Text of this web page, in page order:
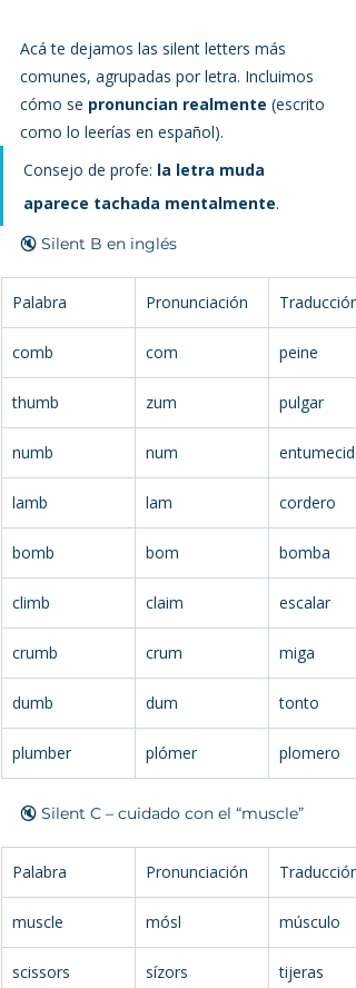
Acá te dejamos las silent letters más
comunes, agrupadas por letra. Incluimos
cómo se pronuncian realmente (escrito
como lo leerías en español).
Consejo de profe: la letra muda
aparece tachada mentalmente.
🔇 Silent B en inglés
Palabra Pronunciación Traducción
comb com peine
thumb zum pulgar
numb num entumecido
lamb lam cordero
bomb bom bomba
climb claim escalar
crumb crum miga
dumb dum tonto
plumber plómer plomero
🔇 Silent C – cuidado con el “muscle”
Palabra Pronunciación Traducción
muscle mósl músculo
scissors sízors tijeras